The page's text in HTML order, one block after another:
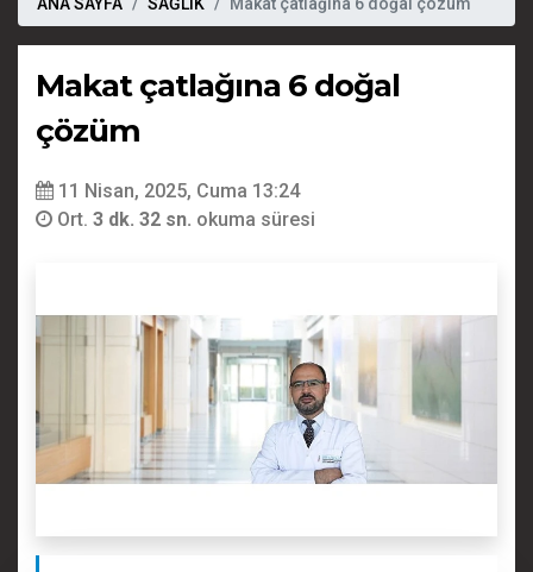
Makat çatlağına 6 doğal
çözüm
11 Nisan, 2025, Cuma 13:24
Ort. 3 dk. 32 sn. okuma süresi